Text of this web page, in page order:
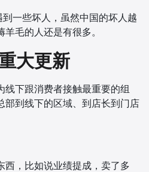
一些坏人，虽然中国的坏人越
毛的人还是有很多。
大更新
线下跟消费者接触最重要的组
部到线下的区域、到店长到门店
西，比如说业绩提成，卖了多